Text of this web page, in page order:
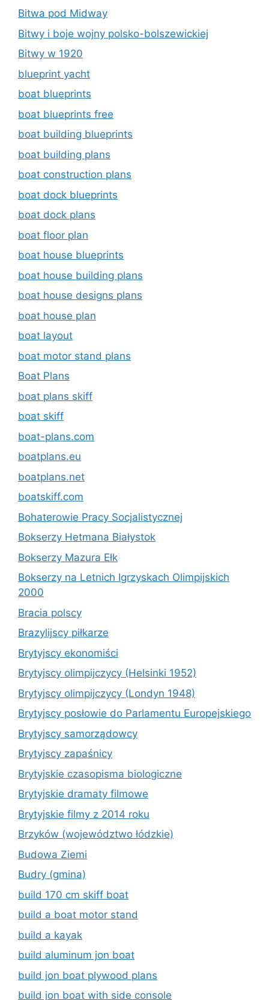
Bitwa pod Midway
Bitwy i boje wojny polsko-bolszewickiej
Bitwy w 1920
blueprint yacht
boat blueprints
boat blueprints free
boat building blueprints
boat building plans
boat construction plans
boat dock blueprints
boat dock plans
boat floor plan
boat house blueprints
boat house building plans
boat house designs plans
boat house plan
boat layout
boat motor stand plans
Boat Plans
boat plans skiff
boat skiff
boat-plans.com
boatplans.eu
boatplans.net
boatskiff.com
Bohaterowie Pracy Socjalistycznej
Bokserzy Hetmana Białystok
Bokserzy Mazura Ełk
Bokserzy na Letnich Igrzyskach Olimpijskich
2000
Bracia polscy
Brazylijscy piłkarze
Brytyjscy ekonomiści
Brytyjscy olimpijczycy (Helsinki 1952)
Brytyjscy olimpijczycy (Londyn 1948)
Brytyjscy posłowie do Parlamentu Europejskiego
Brytyjscy samorządowcy
Brytyjscy zapaśnicy
Brytyjskie czasopisma biologiczne
Brytyjskie dramaty filmowe
Brytyjskie filmy z 2014 roku
Brzyków (województwo łódzkie)
Budowa Ziemi
Budry (gmina)
build 170 cm skiff boat
build a boat motor stand
build a kayak
build aluminum jon boat
build jon boat plywood plans
build jon boat with side console